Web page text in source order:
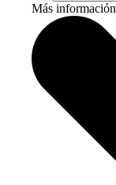
Más información